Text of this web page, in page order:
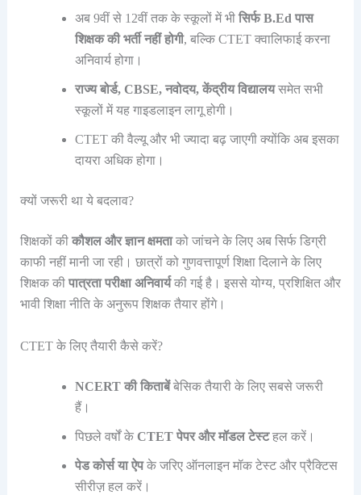
अब 9वीं से 12वीं तक के स्कूलों में भी सिर्फ B.Ed पास
शिक्षक की भर्ती नहीं होगी, बल्कि CTET क्वालिफाई करना
अनिवार्य होगा।
राज्य बोर्ड, CBSE, नवोदय, केंद्रीय विद्यालयसमेत सभी
स्कूलों में यह गाइडलाइन लागू होगी।
CTET की वैल्यू और भी ज्यादा बढ़ जाएगी क्योंकि अब इसका
दायरा अधिक होगा।
क्यों जरूरी था ये बदलाव?
शिक्षकों की कौशल और ज्ञान क्षमताको जांचने के लिए अब सिर्फ डिग्री
काफी नहीं मानी जा रही। छात्रों को गुणवत्तापूर्ण शिक्षा दिलाने के लिए
शिक्षक की पात्रता परीक्षा अनिवार्यकी गई है। इससे योग्य, प्रशिक्षित और
भावी शिक्षा नीति के अनुरूप शिक्षक तैयार होंगे।
CTET के लिए तैयारी कैसे करें?
NCERT की किताबेंबेसिक तैयारी के लिए सबसे जरूरी
हैं।
पिछले वर्षों के CTET पेपर और मॉडल टेस्टहल करें।
पेड कोर्स या ऐपके जरिए ऑनलाइन मॉक टेस्ट और प्रैक्टिस
सीरीज़ हल करें।